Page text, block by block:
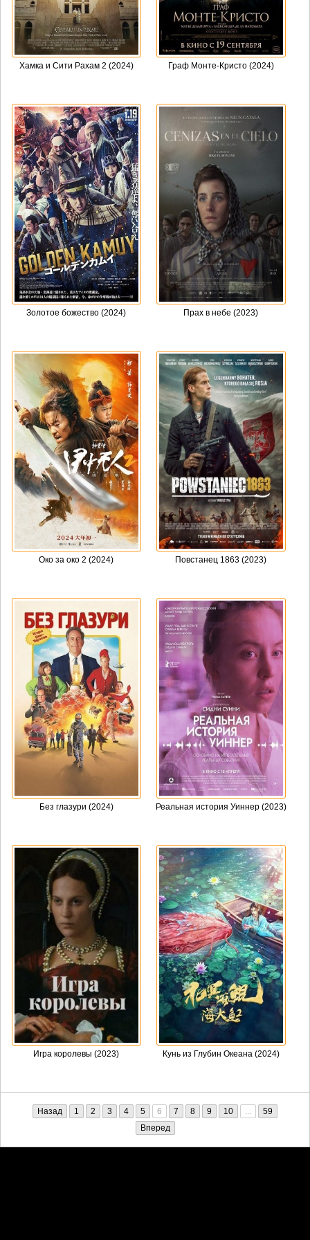
Хамка и Сити Рахам 2 (2024) Граф Монте-Кристо (2024)
Золотое божество (2024) Прах в небе (2023)
Око за око 2 (2024) Повстанец 1863 (2023)
Без глазури (2024) Реальная история Уиннер (2023)
Игра королевы (2023) Кунь из Глубин Океана (2024)
Назад 1 2 3 4 5 6 7 8 9 10 ...
59
Вперед